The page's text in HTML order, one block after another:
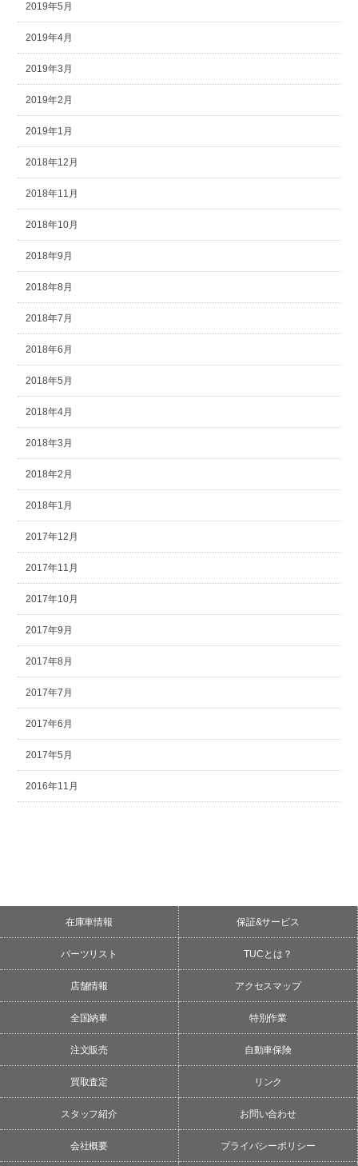
2019年5月
2019年4月
2019年3月
2019年2月
2019年1月
2018年12月
2018年11月
2018年10月
2018年9月
2018年8月
2018年7月
2018年6月
2018年5月
2018年4月
2018年3月
2018年2月
2018年1月
2017年12月
2017年11月
2017年10月
2017年9月
2017年8月
2017年7月
2017年6月
2017年5月
2016年11月
在庫車情報 保証&サービス
パーツリスト TUCとは？
店舗情報 アクセスマップ
全国納車 特別作業
注文販売 自動車保険
買取査定 リンク
スタッフ紹介 お問い合わせ
会社概要 プライバシーポリシー